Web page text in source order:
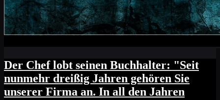
Der Chef lobt seinen Buchhalter: "Seit
nunmehr dreißig Jahren gehören Sie
unserer Firma an. In all den Jahren